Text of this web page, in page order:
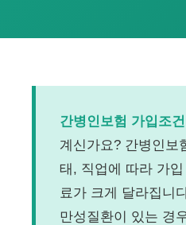
간병인보험 가입조
계신가요? 간병인보
태, 직업에 따라 가
료가 크게 달라집니
만성질환이 있는 경